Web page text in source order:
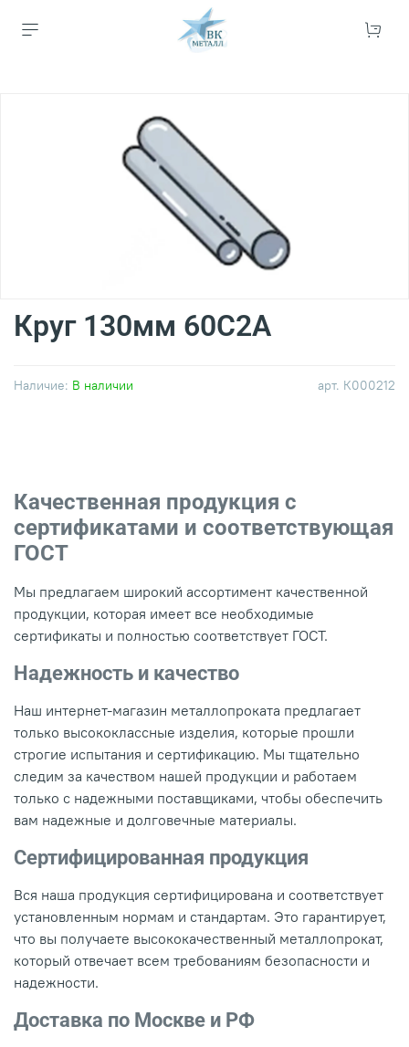
арт. К000212
Наличие: В наличии
Круг 130мм 60С2А
Качественная продукция с
сертификатами и соответствующая
ГОСТ
Мы предлагаем широкий ассортимент качественной
продукции, которая имеет все необходимые
сертификаты и полностью соответствует ГОСТ.
Надежность и качество
Наш интернет-магазин металлопроката предлагает
только высококлассные изделия, которые прошли
строгие испытания и сертификацию. Мы тщательно
следим за качеством нашей продукции и работаем
только с надежными поставщиками, чтобы обеспечить
вам надежные и долговечные материалы.
Сертифицированная продукция
Вся наша продукция сертифицирована и соответствует
установленным нормам и стандартам. Это гарантирует,
что вы получаете высококачественный металлопрокат,
который отвечает всем требованиям безопасности и
надежности.
Доставка по Москве и РФ